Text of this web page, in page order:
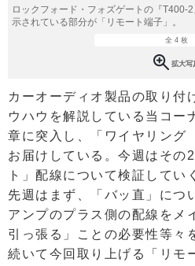
ロックフォード・フォズゲートの『T400-
示されている部分が「リモート端子」。
全 4 枚
拡大写
カーオーディオ製品の取り付
ウハウを解説している当コー
章に突入し、「ワイヤリング
お届けしている。今週はその
ト」配線について検証してい
先週はまず、「バッ直」につ
アンプのプラス側の配線をメ
引っ張る」ことの必要性等々
続いて今回取り上げる「リモ